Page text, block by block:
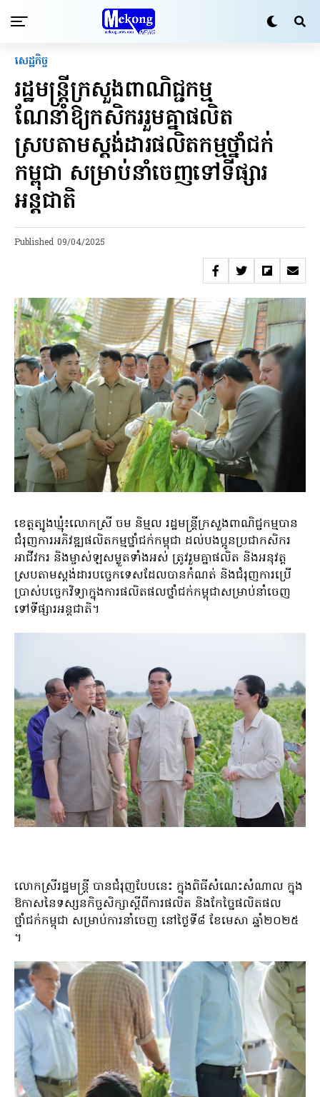
សេដ្ឋកិច្ច
រដ្ឋមន្រ្តីក្រសួងពាណិជ្ជកម្ម
ណែនាំឱ្យកសិកររួមគ្នាផលិត
ស្របតាមស្តង់ដារផលិតកម្មថ្នាំជក់
កម្ពុជា សម្រាប់នាំចេញទៅទីផ្សារ
អន្តជាតិ
Published 09/04/2025
ខេត្តត្បូងឃ្មុំ៖លោកស្រី ចម និម្មល រដ្ឋមន្រ្តីក្រសួងពាណិជ្ជកម្មបាន
ជំរុញការអភិវឌ្ឍផលិតកម្មថ្នាំជក់កម្ពុជា ដល់បងប្អូនប្រជាកសិករ
អាជីវករ និងម្ចាស់ឡសម្ងួតទាំងអស់ ត្រូវរួមគ្នាផលិត និងអនុវត្ត
ស្របតាមស្តង់ដារបច្ចេកទេសដែលបានកំណត់ និងជំរុញការប្រើ
ប្រាស់បច្ចេកវិទ្យាក្នុងការផលិតផលថ្នាំជក់កម្ពុជាសម្រាប់នាំចេញ
ទៅទីផ្សារអន្តជាតិ។
លោកស្រីរដ្ឋមន្រ្តី បានជំរុញបែបនេះ ក្នុងពិធីសំណេះសំណាល ក្នុង
ឱកាសនៃទស្សនកិច្ចសិក្សាស្តីពីការផលិត និងកែច្នៃផលិតផល
ថ្នាំជក់កម្ពុជា សម្រាប់ការនាំចេញ នៅថ្ងៃទី៨ ខែមេសា ឆ្នាំ២០២៥
។